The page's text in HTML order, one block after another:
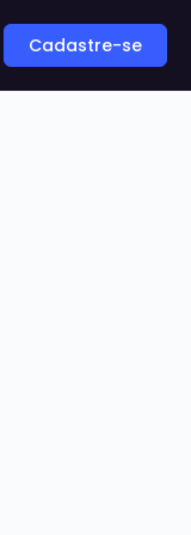
Cadastre-se